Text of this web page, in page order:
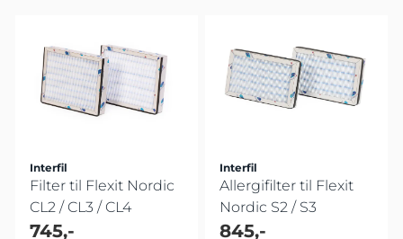
Interfil
Filter til Flexit Nordic
CL2 / CL3 / CL4
745,-
Interfil
Allergifilter til Flexit
Nordic S2 / S3
845,-